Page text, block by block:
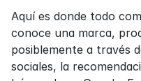
Aquí es donde todo
conoce una marca,
posiblemente a través
sociales, la